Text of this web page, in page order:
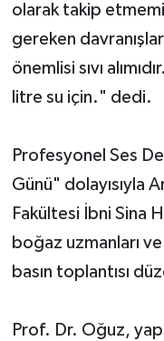
olarak takip
gereken
önemlisi sıvı
litre su için." dedi.
Profesyonel Ses
Günü" dolayısıyla
Fakültesi İbni Sina
boğaz uzmanları ve
basın toplantısı
Prof. Dr. Oğuz,